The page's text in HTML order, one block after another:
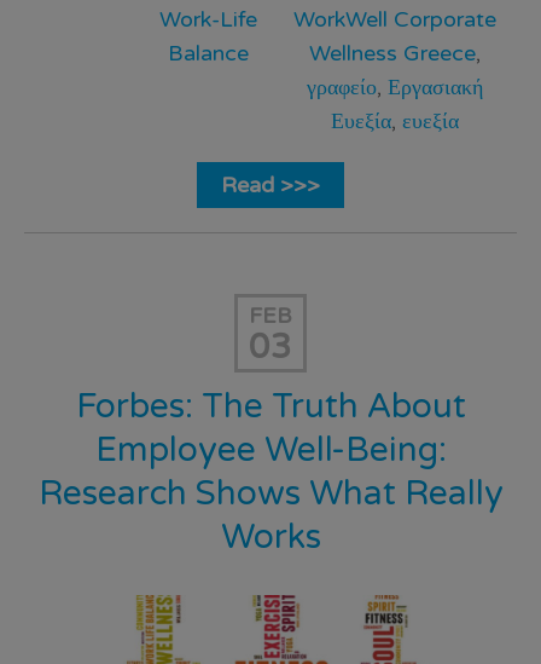
Work-Life
Balance
WorkWell Corporate
Wellness Greece,
γραφείο, Εργασιακή
Ευεξία, ευεξία
Read >>>
FEB
03
Forbes: The Truth About
Employee Well-Being:
Research Shows What Really
Works